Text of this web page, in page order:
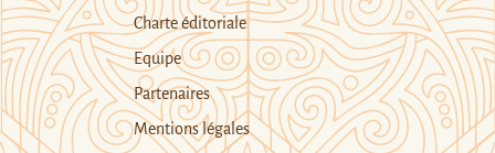
Charte éditoriale
Equipe
Partenaires
Mentions légales